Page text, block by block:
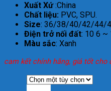
Xuất Xứ:China
Chất liệu: PVC, SPU.
Size: 36/38/40/42/44/
Điện trở nối đất: 10 6 ~
Màu sắc: Xanh
cam kết chính hãng, giá tốt cho